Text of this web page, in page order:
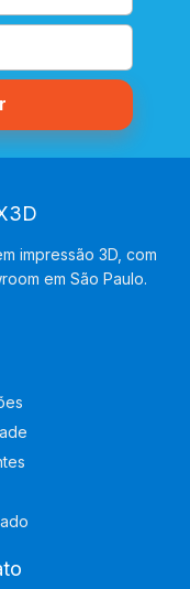
impressão 3D, com
em São Paulo.